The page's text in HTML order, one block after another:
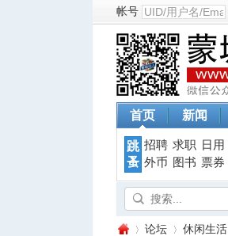
帐号
首页 新闻
跳
蚤
招聘 求职 日用
外币
图书 票券
论坛 休闲生活